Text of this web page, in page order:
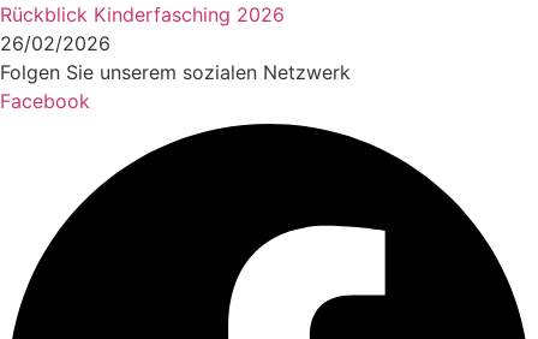
Rückblick Kinderfasching 2026
26/02/2026
Folgen Sie unserem sozialen Netzwerk
Facebook